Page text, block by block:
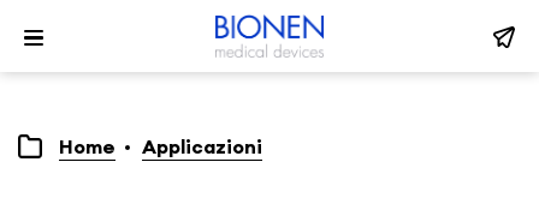
Home Applicazioni